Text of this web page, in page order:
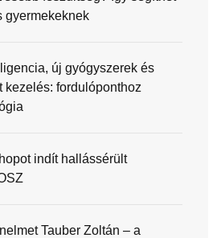
gyermekeknek
új gyógyszerek és
kezelés: fordulóponthoz
indít hallássérült
Tauber Zoltán – a